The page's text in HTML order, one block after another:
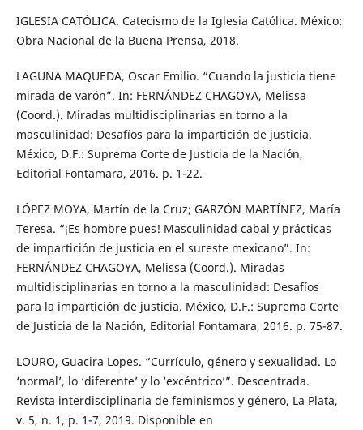
IGLESIA CATÓLICA. Catecismo de la Iglesia Católica. México:
Obra Nacional de la Buena Prensa, 2018.
LAGUNA MAQUEDA, Oscar Emilio. “Cuando la justicia tiene
mirada de varón”. In: FERNÁNDEZ CHAGOYA, Melissa
(Coord.). Miradas multidisciplinarias en torno a la
masculinidad: Desafíos para la impartición de justicia.
México, D.F.: Suprema Corte de Justicia de la Nación,
Editorial Fontamara, 2016. p. 1-22.
LÓPEZ MOYA, Martín de la Cruz; GARZÓN MARTÍNEZ, María
Teresa. “¡Es hombre pues! Masculinidad cabal y prácticas
de impartición de justicia en el sureste mexicano”. In:
FERNÁNDEZ CHAGOYA, Melissa (Coord.). Miradas
multidisciplinarias en torno a la masculinidad: Desafíos
para la impartición de justicia. México, D.F.: Suprema Corte
de Justicia de la Nación, Editorial Fontamara, 2016. p. 75-87.
LOURO, Guacira Lopes. “Currículo, género y sexualidad. Lo
‘normal’, lo ‘diferente’ y lo ‘excéntrico’”. Descentrada.
Revista interdisciplinaria de feminismos y género, La Plata,
v. 5, n. 1, p. 1-7, 2019. Disponible en